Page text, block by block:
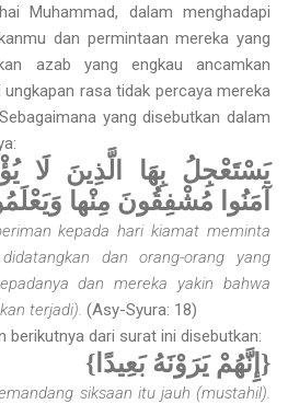
Muhammad, dalam menghadapi
dan permintaan mereka yang
azab yang engkau ancamkan
rasa tidak percaya mereka
yang disebutkan dalam
يَسْتَعْجِلُ بِهَا الَّذِينَ لَا
آمَنُوا مُشْفِقُونَ مِنْها
kepada hari kiamat meminta
dan orang-orang yang
dan mereka yakin bahwa
terjadi). (Asy-Syura: 18)
berikutnya dari surat ini disebutkan:
{إِنَّهُمْ يَرَوْنَهُ بَعِيدًا}
siksaan itu jauh (mustahil).